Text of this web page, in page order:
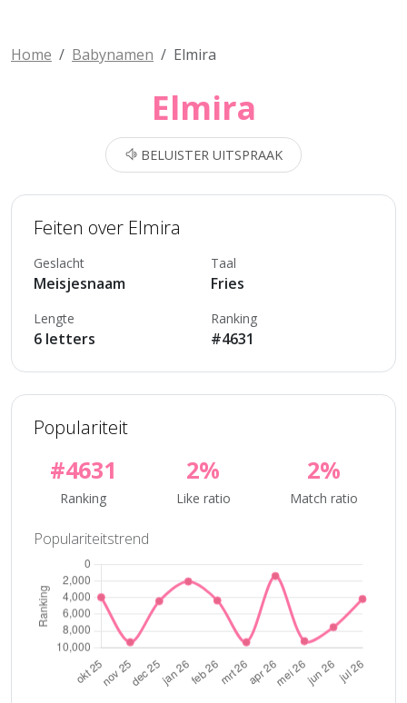
Home Babynamen Elmira
Elmira
BELUISTER UITSPRAAK
Feiten over Elmira
Geslacht
Meisjesnaam
Taal
Fries
Lengte
6 letters
Ranking
#4631
Populariteit
#4631
Ranking
2%
Like ratio
2%
Match ratio
Populariteitstrend